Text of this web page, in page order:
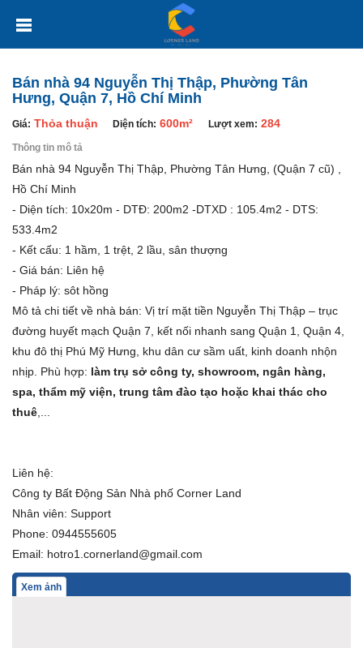
Bán nhà 94 Nguyễn Thị Thập, Phường Tân
Hưng, Quận 7, Hồ Chí Minh
Giá: Thỏa thuận Diện tích: 600m² Lượt xem: 284
Thông tin mô tả
Bán nhà 94 Nguyễn Thị Thập, Phường Tân Hưng, (Quận 7 cũ) ,
Hồ Chí Minh
- Diện tích: 10x20m - DTĐ: 200m2 -DTXD : 105.4m2 - DTS:
533.4m2
- Kết cấu: 1 hầm, 1 trệt, 2 lầu, sân thượng
- Giá bán: Liên hệ
- Pháp lý: sôt hồng
Mô tả chi tiết về nhà bán: Vị trí mặt tiền Nguyễn Thị Thập – trục
đường huyết mạch Quận 7, kết nối nhanh sang Quận 1, Quận 4,
khu đô thị Phú Mỹ Hưng, khu dân cư sầm uất, kinh doanh nhộn
nhịp. Phù hợp: làm trụ sở công ty, showroom, ngân hàng,
spa, thẩm mỹ viện, trung tâm đào tạo hoặc khai thác cho
thuê
Liên hệ:
Công ty Bất Động Sản Nhà phố Corner Land
Nhân viên: Support
Phone: 0944555605
Email: hotro1.cornerland@gmail.com
Xem ảnh